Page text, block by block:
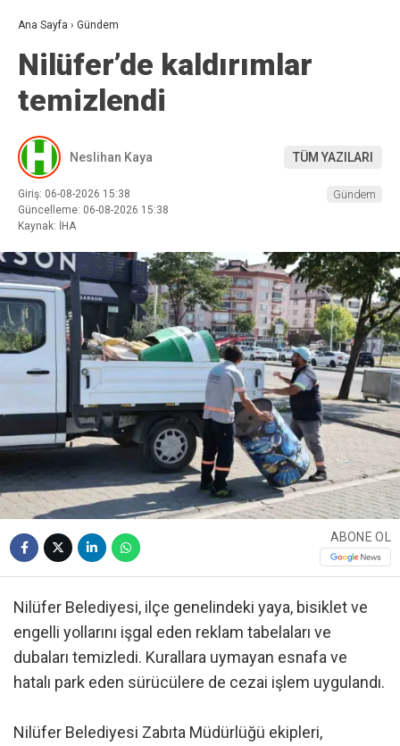
Ana Sayfa › Gündem
Nilüfer’de kaldırımlar
temizlendi
Neslihan Kaya TÜM YAZILARI
Giriş: 06-08-2026 15:38
Güncelleme: 06-08-2026 15:38
Kaynak: İHA
Gündem
ABONE OL
Nilüfer Belediyesi, ilçe genelindeki yaya, bisiklet ve
engelli yollarını işgal eden reklam tabelaları ve
dubaları temizledi. Kurallara uymayan esnafa ve
hatalı park eden sürücülere de cezai işlem uygulandı.
Nilüfer Belediyesi Zabıta Müdürlüğü ekipleri,